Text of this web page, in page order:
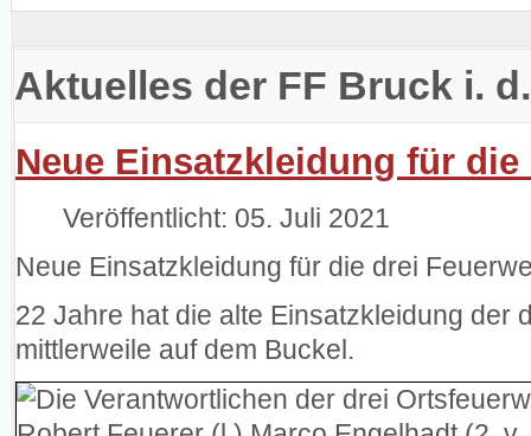
Aktuelles der FF Bruck i.
Neue Einsatzkleidung für
Veröffentlicht: 05. Juli 2021
Neue Einsatzkleidung für die drei
22 Jahre hat die alte Einsatzkleidung der
mittlerweile auf dem Buckel.